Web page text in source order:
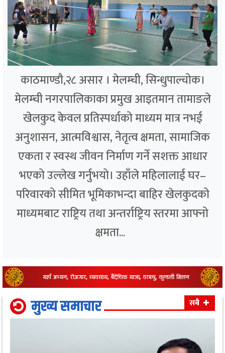
काठमाण्डौ,२८ असार । मेलम्ची, सिन्धुपाल्चोक।
मेलम्ची नगरपालिकाका प्रमुख आइतमान तामाङले
खेलकुद केवल प्रतिस्पर्धाको माध्यम मात्र नभई
अनुशासन, आत्मविश्वास, नेतृत्व क्षमता, सामाजिक
एकता र स्वस्थ जीवन निर्माण गर्ने सशक्त आधार
भएको उल्लेख गर्नुभयो। उहाँले महिलालाई घर–
परिवारको सीमित भूमिकाभन्दा बाहिर खेलकुदको
माध्यमबाट राष्ट्रिय तथा अन्तर्राष्ट्रिय स्तरमा आफ्नो
क्षमता...
मुख्य समाचार सबै